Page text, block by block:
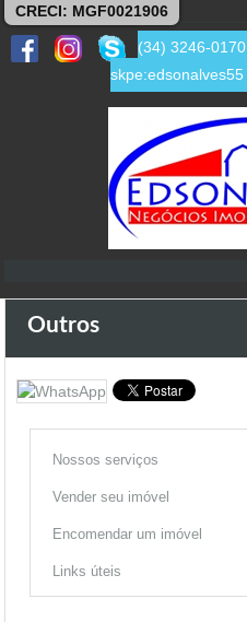
CRECI: MGF0021906
(34) 3246-0170
skpe:edsonalves55
Outros
Nossos serviços
Vender seu imóvel
Encomendar um imóvel
Links úteis